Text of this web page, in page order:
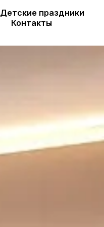
Детские праздники
Контакты